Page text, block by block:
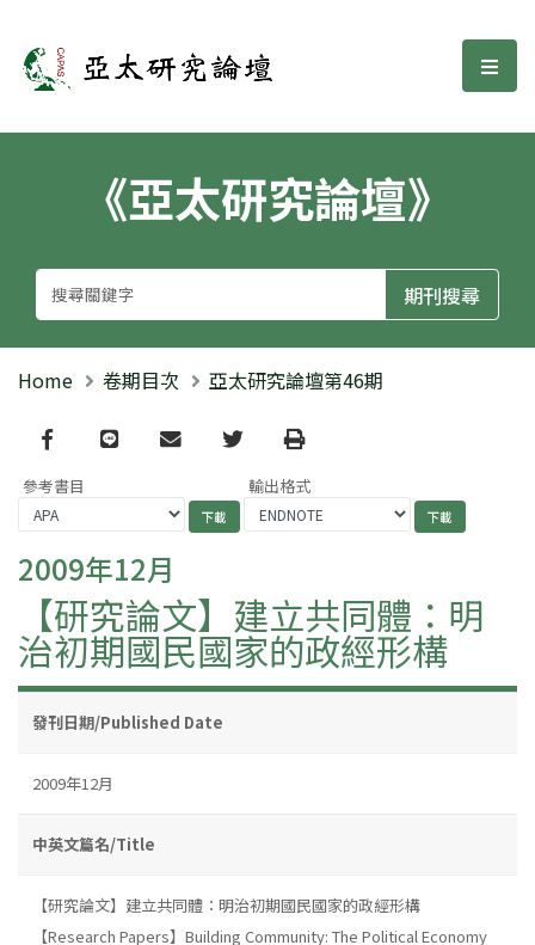
亞太研究論壇 選
《亞太研究論壇》
Home 卷期目次 亞太研究論壇第46期
Facebook
line email TwitterPrint
參考書目 輸出格式
2009年12月
【研究論文】建立共同體：明
治初期國民國家的政經形構
發刊日期/Published Date
2009年12月
中英文篇名/Title
【研究論文】建立共同體：明治初期國民國家的政經形構
【Research Papers】Building Community: The Political Economy